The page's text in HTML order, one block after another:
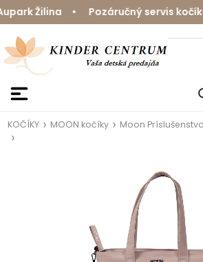
Žilina • Pozáručný servis
KOČÍKY MOON kočíky Moon Príslušenstvo